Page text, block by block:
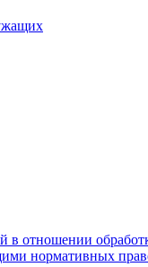
в отношении
нормативных